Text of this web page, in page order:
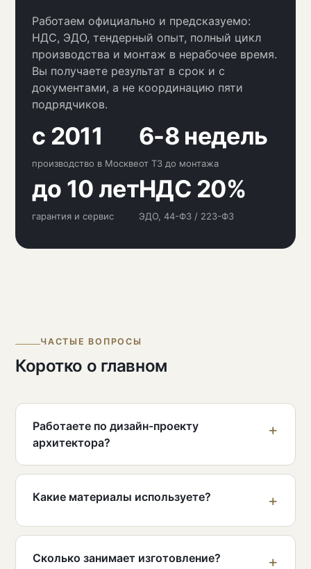
Работаем официально и предсказуемо:
НДС, ЭДО, тендерный опыт, полный цикл
производства и монтаж в нерабочее время.
Вы получаете результат в срок и с
документами, а не координацию пяти
подрядчиков.
с 2011
производство в Москве
6-8 недель
от ТЗ до монтажа
до 10 лет
гарантия и сервис
НДС 20%
ЭДО, 44-ФЗ / 223-ФЗ
ЧАСТЫЕ ВОПРОСЫ
Коротко о главном
Работаете по дизайн-проекту
архитектора?
Какие материалы используете?
Сколько занимает изготовление?